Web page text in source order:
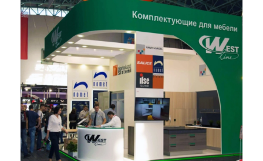
Укажите пожалуйста площадь стенда
Укажите необходимую конфигурацию стенда
В какой мессенджер прислать расчет стоимости стенда:
WhatsApp
Telegram